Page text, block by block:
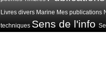
Livres divers Marine Mes publications
techniques Sens de l'info